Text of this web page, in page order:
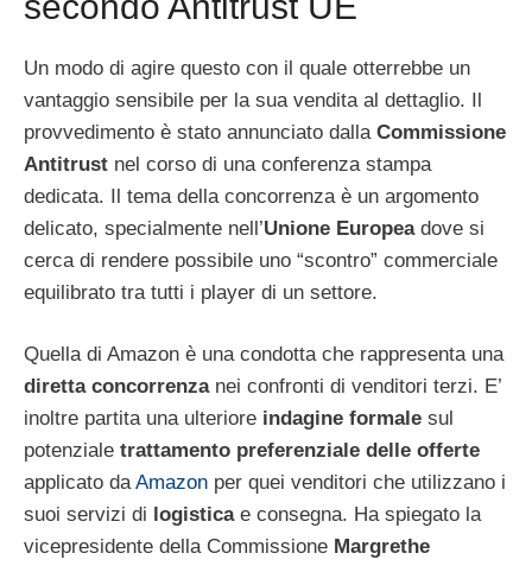
Un modo di agire questo con il quale otterrebbe un
vantaggio sensibile per la sua vendita al dettaglio. Il
provvedimento è stato annunciato dalla Commissione
Antitrust nel corso di una conferenza stampa
dedicata. Il tema della concorrenza è un argomento
delicato, specialmente nell’Unione Europeadove si
cerca di rendere possibile uno “scontro” commerciale
equilibrato tra tutti i player di un settore.
Quella di Amazon è una condotta che rappresenta una
diretta concorrenzanei confronti di venditori terzi. E’
inoltre partita una ulteriore indagine formale sul
potenziale trattamento preferenziale delle offerte
applicato daAmazon per quei venditori che utilizzano i
suoi servizi di logisticae consegna. Ha spiegato la
vicepresidente della Commissione Margrethe